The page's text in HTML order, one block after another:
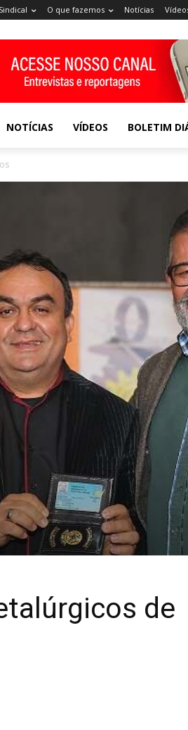
O que fazemos Notícias
NOTÍCIAS VÍDEOS BOLETIM
de